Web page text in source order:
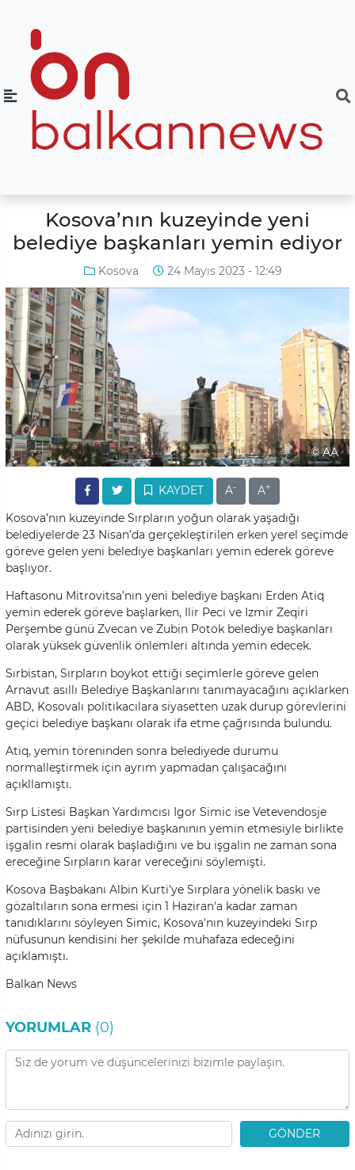
Kosova’nın kuzeyinde yeni
belediye başkanları yemin ediyor
Kosova 24 Mayıs 2023 - 12:49
© AA
KAYDET A- A+
Kosova’nın kuzeyinde Sırpların yoğun olarak yaşadığı
belediyelerde 23 Nisan’da gerçekleştirilen erken yerel seçimde
göreve gelen yeni belediye başkanları yemin ederek göreve
başlıyor.
Haftasonu Mitrovitsa’nın yeni belediye başkanı Erden Atiq
yemin ederek göreve başlarken, Ilir Peci ve Izmir Zeqiri
Perşembe günü Zvecan ve Zubin Potok belediye başkanları
olarak yüksek güvenlik önlemleri altında yemin edecek.
Sırbistan, Sırpların boykot ettiği seçimlerle göreve gelen
Arnavut asıllı Belediye Başkanlarını tanımayacağını açıklarken
ABD, Kosovalı politikacılara siyasetten uzak durup görevlerini
geçici belediye başkanı olarak ifa etme çağrısında bulundu.
Atiq, yemin töreninden sonra belediyede durumu
normalleştirmek için ayrım yapmadan çalışacağını
açıkllamıştı.
Sırp Listesi Başkan Yardımcısı Igor Simic ise Vetevendosje
partisinden yeni belediye başkanının yemin etmesiyle birlikte
işgalin resmi olarak başladığını ve bu işgalin ne zaman sona
ereceğine Sırpların karar vereceğini söylemişti.
Kosova Başbakanı Albin Kurti'ye Sırplara yönelik baskı ve
gözaltıların sona ermesi için 1 Haziran'a kadar zaman
tanıdıklarını söyleyen Simic, Kosova'nın kuzeyindeki Sırp
nüfusunun kendisini her şekilde muhafaza edeceğini
açıklamıştı.
Balkan News
YORUMLAR (0)
GÖNDER